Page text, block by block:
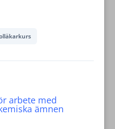
arbete med
ämnen